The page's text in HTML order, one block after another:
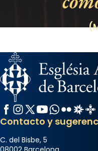
Facebook
Instagram
X / Twitter
YouTube
WhatsApp
FlickrRadio
Contacto y
C. del Bisbe, 5